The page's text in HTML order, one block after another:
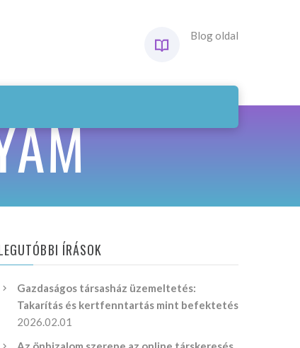
Blog oldal
ÍRÁSOK
Gazdaságos társasház üzemeltetés:
Takarítás és kertfenntartás mint befektetés
2026.02.01